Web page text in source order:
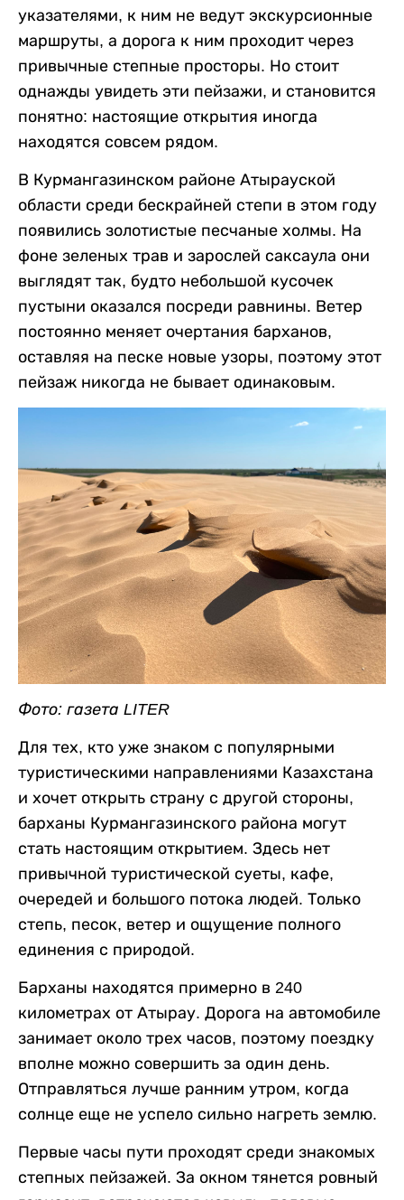
указателями, к ним не ведут экскурсионные
маршруты, а дорога к ним проходит через
привычные степные просторы. Но стоит
однажды увидеть эти пейзажи, и становится
понятно: настоящие открытия иногда
находятся совсем рядом.
В Курмангазинском районе Атырауской
области среди бескрайней степи в этом году
появились золотистые песчаные холмы. На
фоне зеленых трав и зарослей саксаула они
выглядят так, будто небольшой кусочек
пустыни оказался посреди равнины. Ветер
постоянно меняет очертания барханов,
оставляя на песке новые узоры, поэтому этот
пейзаж никогда не бывает одинаковым.
Фото: газета LITER
Для тех, кто уже знаком с популярными
туристическими направлениями Казахстана
и хочет открыть страну с другой стороны,
барханы Курмангазинского района могут
стать настоящим открытием. Здесь нет
привычной туристической суеты, кафе,
очередей и большого потока людей. Только
степь, песок, ветер и ощущение полного
единения с природой.
Барханы находятся примерно в 240
километрах от Атырау. Дорога на автомобиле
занимает около трех часов, поэтому поездку
вполне можно совершить за один день.
Отправляться лучше ранним утром, когда
солнце еще не успело сильно нагреть землю.
Первые часы пути проходят среди знакомых
степных пейзажей. За окном тянется ровный